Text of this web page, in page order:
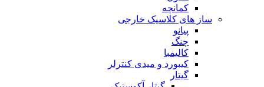
کمانچه
ساز های کلاسیک خارجی
پیانو
چنگ
کالیمبا
کیبورد و میدی کنترلر
گیتار